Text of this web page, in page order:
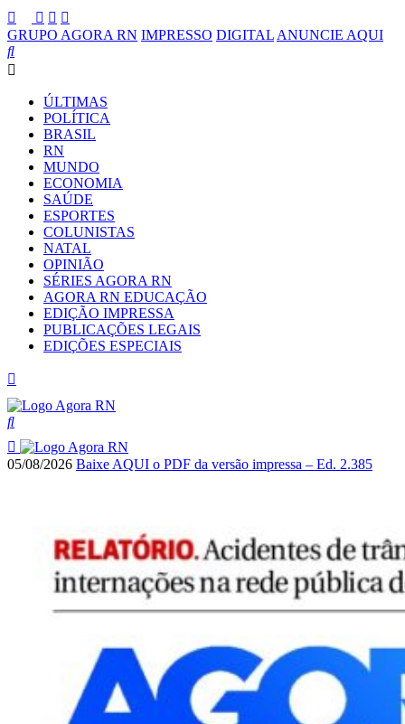
GRUPO AGORA RN IMPRESSO DIGITAL ANUNCIE AQUI
ÚLTIMAS
POLÍTICA
BRASIL
RN
MUNDO
ECONOMIA
SAÚDE
ESPORTES
COLUNISTAS
NATAL
OPINIÃO
SÉRIES AGORA RN
AGORA RN EDUCAÇÃO
EDIÇÃO IMPRESSA
PUBLICAÇÕES LEGAIS
EDIÇÕES ESPECIAIS
05/08/2026 Baixe AQUI o PDF da versão impressa – Ed. 2.385